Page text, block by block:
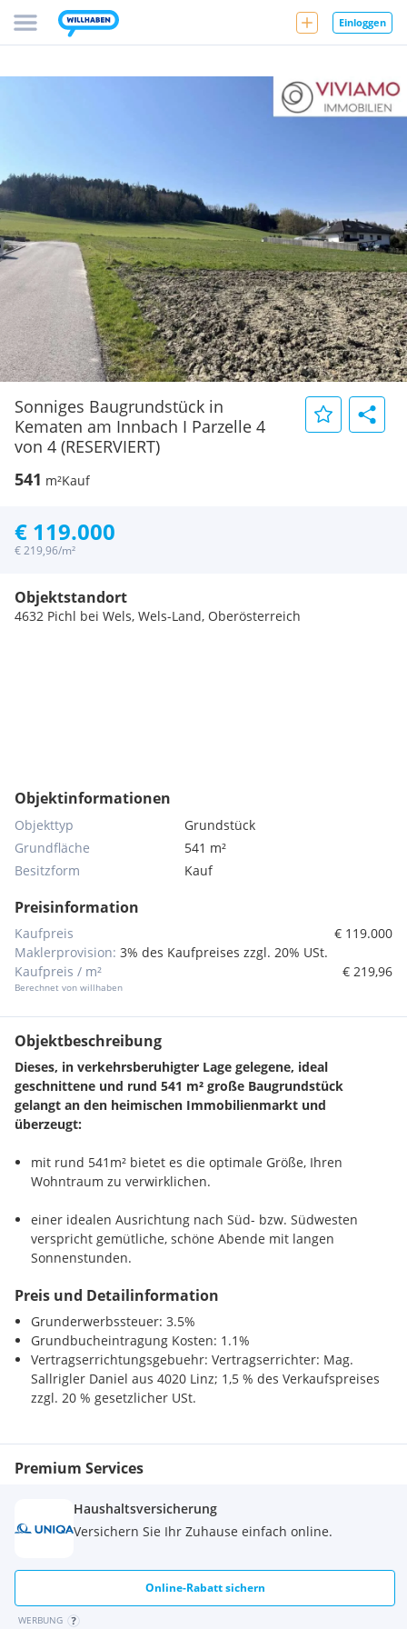
Einloggen
Sonniges Baugrundstück in
Kematen am Innbach I Parzelle 4
von 4 (RESERVIERT)
541 m²Kauf
€ 119.000
€ 219,96/m²
Objektstandort
4632 Pichl bei Wels, Wels-Land, Oberösterreich
Objektinformationen
Objekttyp
Grundstück
Grundfläche
541 m²
Besitzform
Kauf
Preisinformation
Kaufpreis
€ 119.000
Maklerprovision: 3% des Kaufpreises zzgl. 20% USt.
Kaufpreis / m²
Berechnet von willhaben
€ 219,96
Objektbeschreibung
Dieses, in verkehrsberuhigter Lage gelegene, ideal
geschnittene und rund 541 m² große Baugrundstück
gelangt an den heimischen Immobilienmarkt und
überzeugt:
mit rund 541m² bietet es die optimale Größe, Ihren
Wohntraum zu verwirklichen.
einer idealen Ausrichtung nach Süd- bzw. Südwesten
verspricht gemütliche, schöne Abende mit langen
Sonnenstunden.
sämtliche Infrastrukturkosten sind bereits im
Kaufpreis enthalten!
Kindergarten, Schule, Bäcker, Gasthaus, Bank, Arzt und
sämtliche Dinge des täglichen Bedarfs, sowie auch eine
öffentliche Busanbindung sind fußläufig vom Grundstück
aus erreichbar!
Grundstücke
Es handelt sich insgesamt um 4 Bau-Parzellen mit je ca.
541m².
Dort leben, wo sich Stadt und Land treffen:
Aufgrund der praktischen Autobahnanbindung wird die
Preis und Detailinformation
Grunderwerbssteuer: 3.5%
Grundbucheintragung Kosten: 1.1%
Vertragserrichtungsgebuehr: Vertragserrichter: Mag.
Sallrigler Daniel aus 4020 Linz; 1,5 % des Verkaufspreises
zzgl. 20 % gesetzlicher USt.
Premium Services
Haushaltsversicherung
Versichern Sie Ihr Zuhause einfach online.
Online-Rabatt sichern
WERBUNG